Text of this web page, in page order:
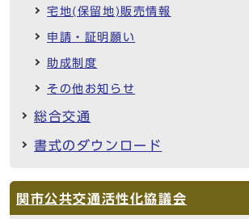
宅地(保留地)販売情報
申請・証明願い
助成制度
その他お知らせ
総合交通
書式のダウンロード
関市公共交通活性化協議会